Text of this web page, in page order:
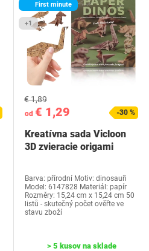
First minute
+1
od € 1,29
€ 1,89
-30 %
Kreatívna sada Vicloon
3D zvieracie origami
Barva: přírodní Motiv: dinosauři
Model: 6147828 Materiál: papír
Rozměry: 15,24 cm x 15,24 cm 50
listů - skutečný počet ověřte ve
stavu zboží
> 5 kusov na sklade